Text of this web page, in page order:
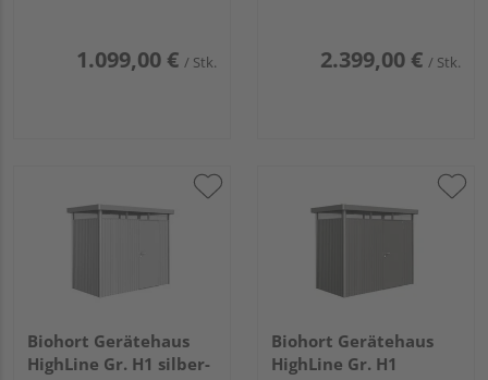
1.099,00 € / Stk. 2.399,00 € / Stk.
Biohort Gerätehaus
HighLine Gr. H1 silber-
Biohort Gerätehaus
HighLine Gr. H1